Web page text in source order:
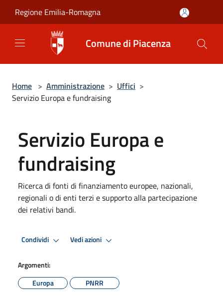
Regione Emilia-Romagna
Comune di Piacenza
Home > Amministrazione > Uffici >
Servizio Europa e fundraising
Servizio Europa e
fundraising
Ricerca di fonti di finanziamento europee, nazionali,
regionali o di enti terzi e supporto alla partecipazione
dei relativi bandi.
Condividi Vedi azioni
Argomenti:
Europa
PNRR